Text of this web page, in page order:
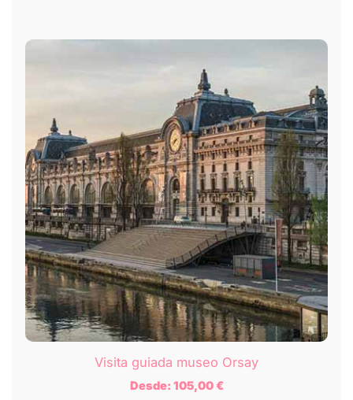
Visita guiada museo Orsay
Desde: 105,00€